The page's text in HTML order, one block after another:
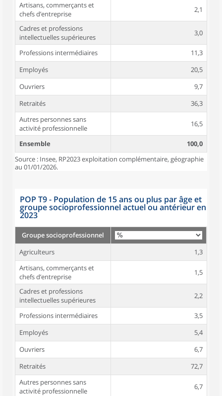
Artisans, commerçants et
chefs d’entreprise
2,1
Cadres et professions
intellectuelles supérieures
3,0
Professions intermédiaires
11,3
Employés
20,5
Ouvriers
9,7
Retraités
36,3
Autres personnes sans
activité professionnelle
16,5
Ensemble
100,0
Source : Insee, RP2023 exploitation complémentaire, géographie
au 01/01/2026.
POP T9 - Population de 15 ans ou plus par âge et
groupe socioprofessionnel actuel ou antérieur en
2023
Groupe socioprofessionnel
Agriculteurs
1,3
Artisans, commerçants et
chefs d’entreprise
1,5
Cadres et professions
intellectuelles supérieures
2,2
Professions intermédiaires
3,5
Employés
5,4
Ouvriers
6,7
Retraités
72,7
Autres personnes sans
activité professionnelle
6,7